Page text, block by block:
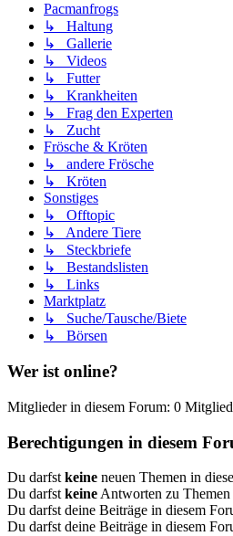
Pacmanfrogs
↳ Haltung
↳ Gallerie
↳ Videos
↳ Futter
↳ Krankheiten
↳ Frag den Experten
↳ Zucht
Frösche & Kröten
↳ andere Frösche
↳ Kröten
Sonstiges
↳ Offtopic
↳ Andere Tiere
↳ Steckbriefe
↳ Bestandslisten
↳ Links
Marktplatz
↳ Suche/Tausche/Biete
↳ Börsen
Wer ist online?
Mitglieder in diesem Forum: 0
Berechtigungen in diesem
Du darfst keine neuen Themen in
Du darfst keine Antworten zu
Du darfst deine Beiträge in diesem
Du darfst deine Beiträge in diesem